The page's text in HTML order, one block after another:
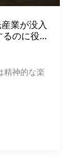
業が没入
のに役
精神的な楽